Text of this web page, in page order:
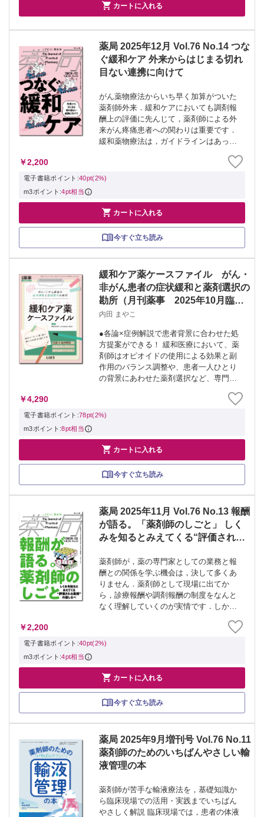
 カートに入れる
薬局 2025年12月 Vol.76 No.14 つな
ぐ緩和ケア 外来からはじまる切れ
目ない連携に向けて
がん薬物療法からいち早く加算がついた
薬剤師外来．緩和ケアにおいても調剤報
酬上の評価に先んじて，薬剤師による外
来がん疼痛患者への関わりは重要です．
緩和薬物療法は，ガイドラインはあって
りません．だからこそ，ペイシェントエ
ンパワーメントを高める技，薬剤師のア
￥2,200
電子書籍ポイント:40pt(2%)
m3ポイント:4pt相当
 カートに入れる
今すぐ立ち読み
緩和ケア薬ケースファイル がん・
非がん患者の症状緩和と薬剤選択の
勘所（月刊薬事 2025年10月臨時
増刊号 Vol.67 No.14）
内田 まやこ
●各論×症例解説で患者背景に合わせた処
方提案ができる！ 緩和医療において、薬
剤師はオピオイドの使用による効果と副
作用のバランス調整や、患者一人ひとり
の背景にあわせた薬剤選択など、専門的
は、緩和ケアが必要ながん患者、および
非がん患者における各症状の原因や、患
￥4,290
電子書籍ポイント:78pt(2%)
m3ポイント:8pt相当
 カートに入れる
今すぐ立ち読み
薬局 2025年11月 Vol.76 No.13 報酬
が語る。「薬剤師のしごと」 しく
みを知るとみえてくる“評価される
薬剤師が，薬の専門家としての業務と報
酬との関係を学ぶ機会は，決して多くあ
りません．薬剤師として現場に出てか
ら，診療報酬や調剤報酬の制度をなんと
なく理解していくのが実情です．しか
後の業務の方向性や組織戦略を考えるう
えで欠かせない視点です．本特集では制
￥2,200
電子書籍ポイント:40pt(2%)
m3ポイント:4pt相当
 カートに入れる
今すぐ立ち読み
薬局 2025年9月増刊号 Vol.76 No.11
薬剤師のためのいちばんやさしい輸
液管理の本
薬剤師が苦手な輸液療法を，基礎知識か
ら臨床現場での活用・実践までいちばん
やさしく解説 臨床現場では，患者の体液